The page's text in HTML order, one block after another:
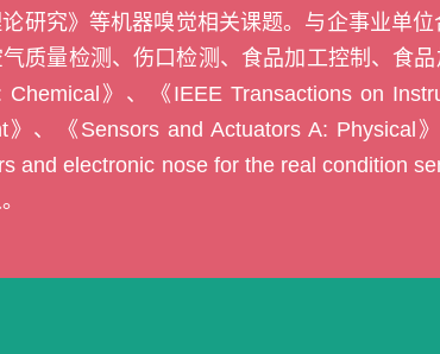
研究》等机器嗅觉相关课题。与企事业单位
质量检测、伤口检测、食品加工控制、食
》、《 IEEE Transactions on
》、《 Sensors and Actuators A: Physical
and electronic nose for the real condition